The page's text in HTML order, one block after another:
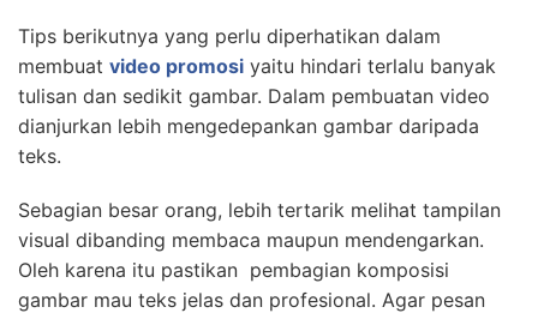
Tips berikutnya yang perlu diperhatikan dalam
membuat video promosi yaitu hindari terlalu banyak
tulisan dan sedikit gambar. Dalam pembuatan video
dianjurkan lebih mengedepankan gambar daripada
teks.
Sebagian besar orang, lebih tertarik melihat tampilan
visual dibanding membaca maupun mendengarkan.
Oleh karena itu pastikan pembagian komposisi
gambar mau teks jelas dan profesional. Agar pesan